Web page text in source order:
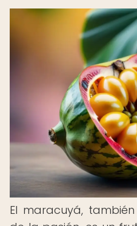
El maracuyá,